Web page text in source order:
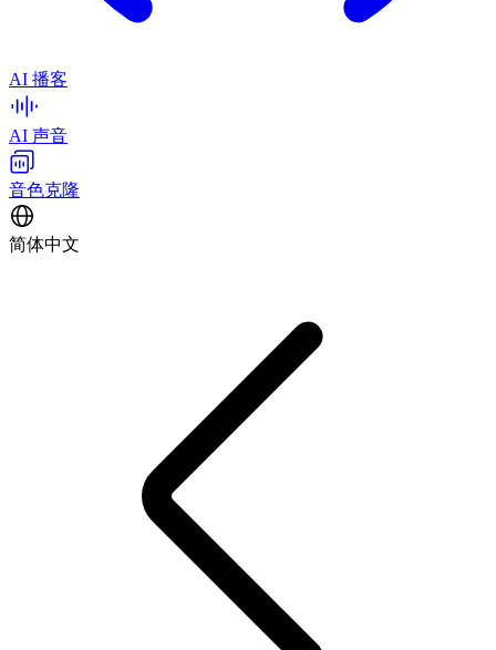
AI 播客
AI 声音
音色克隆
简体中文